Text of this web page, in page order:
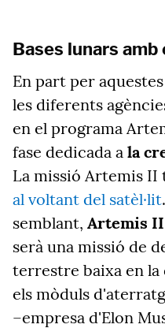
Bases lunars
En part per
les diferents
en el programa
fase dedicada a la
La missió Artemis II
al voltant del satèl·lit
semblant, Artemis
serà una missió de
terrestre baixa en la
els mòduls
–empresa d'Elon